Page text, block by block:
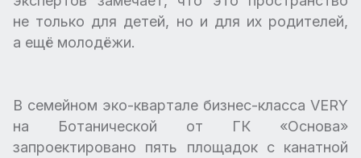
не только для детей, но и для их родителей,
а ещё молодёжи.
В семейном эко-квартале бизнес-класса VERY
на Ботанической от ГК «Основа»
запроектировано пять площадок с канатной